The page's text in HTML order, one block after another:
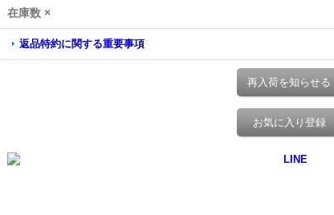
在庫数 ×
返品特約に関する重要事項
再入荷を知らせる
お気に入り登録